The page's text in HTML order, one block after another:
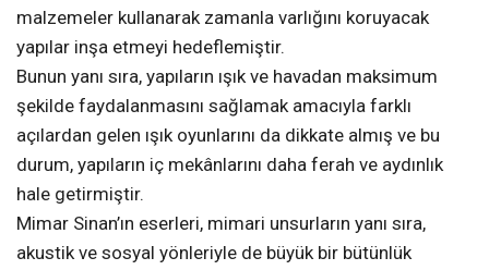
malzemeler kullanarak zamanla varlığını koruyacak
yapılar inşa etmeyi hedeflemiştir.
Bunun yanı sıra, yapıların ışık ve havadan maksimum
şekilde faydalanmasını sağlamak amacıyla farklı
açılardan gelen ışık oyunlarını da dikkate almış ve bu
durum, yapıların iç mekânlarını daha ferah ve aydınlık
hale getirmiştir.
Mimar Sinan’ın eserleri, mimari unsurların yanı sıra,
akustik ve sosyal yönleriyle de büyük bir bütünlük